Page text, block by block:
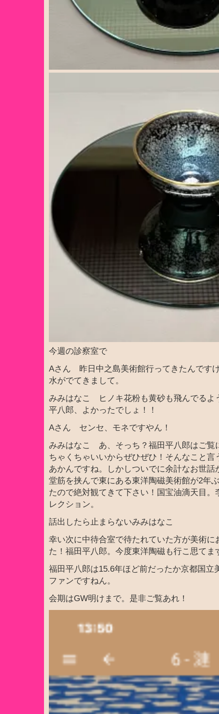
今週の診察室で
Aさん 昨日中之島美術館行ってきたんです
水がでてきまして。
みみはなこ ヒノキ花粉も黄砂も飛んでるよ
平八郎、よかったでしょ！！
Aさん センセ、モネですやん！
みみはなこ あ、そっち？福田平八郎はご覧
ちゃくちゃいいからぜひぜひ！そんなこと
あかんですね。しかしついでに余計なお世
堂筋を挟んで東にある東洋陶磁美術館が2年
たので絶対観てきて下さい！国宝油滴天目
レクション。
話出したら止まらないみみはなこ
幸い次に中待合室で待たれていた方が美術
た！福田平八郎。今度東洋陶磁も行こ思てま
福田平八郎は15.6年ほど前だったか京都国立
ファンですねん。
会期はGW明けまで。是非ご覧あれ！